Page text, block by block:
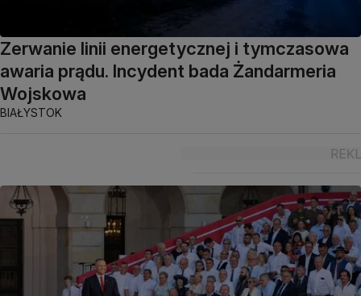
Zerwanie linii energetycznej i tymczasowa
awaria prądu. Incydent bada Żandarmeria
Wojskowa
BIAŁYSTOK